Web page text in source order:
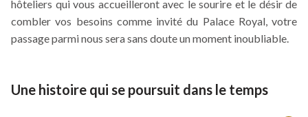
hôteliers qui vous accueilleront avec le sourire et le désir de
combler vos besoins comme invité du Palace Royal, votre
passage parmi nous sera sans doute un moment inoubliable.
Une histoire qui se poursuit dans le temps